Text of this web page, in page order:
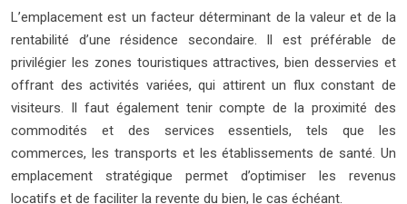
L’emplacement est un facteur déterminant de la valeur et de la
rentabilité d’une résidence secondaire. Il est préférable de
privilégier les zones touristiques attractives, bien desservies et
offrant des activités variées, qui attirent un flux constant de
visiteurs. Il faut également tenir compte de la proximité des
commodités et des services essentiels, tels que les
commerces, les transports et les établissements de santé. Un
emplacement stratégique permet d’optimiser les revenus
locatifs et de faciliter la revente du bien, le cas échéant.